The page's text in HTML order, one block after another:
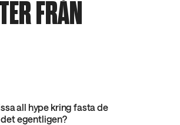
FRÅN
all hype kring fasta de
egentligen?